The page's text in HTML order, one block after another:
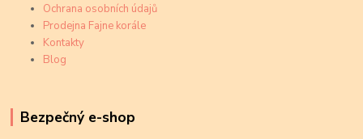
Ochrana osobních údajů
Prodejna Fajne korále
Kontakty
Blog
Bezpečný e-shop